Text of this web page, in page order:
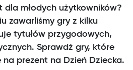
dla młodych użytkowników?
zawarliśmy gry z kilku
tytułów przygodowych,
Sprawdź gry, które
prezent na Dzień Dziecka.